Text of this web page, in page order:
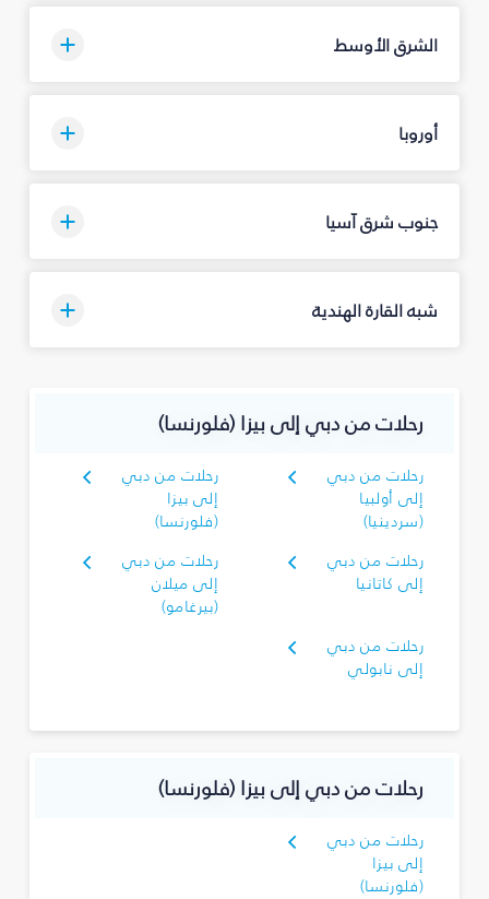
الشرق الأوسط
أوروبا
جنوب شرق آسيا
شبه القارة الهندية
رحلات من دبي إلى بيزا (فلورنسا)
رحلات من دبي
إلى أولبيا
(سردينيا)
رحلات من دبي
إلى بيزا
(فلورنسا)
رحلات من دبي
إلى كاتانيا
رحلات من دبي
إلى ميلان
(بيرغامو)
رحلات من دبي
إلى نابولي
رحلات من دبي إلى بيزا (فلورنسا)
رحلات من دبي
إلى بيزا
(فلورنسا)